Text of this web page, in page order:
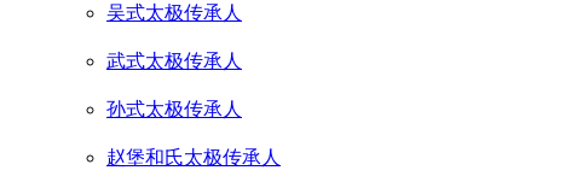
吴式太极传承人
武式太极传承人
孙式太极传承人
赵堡和氏太极传承人